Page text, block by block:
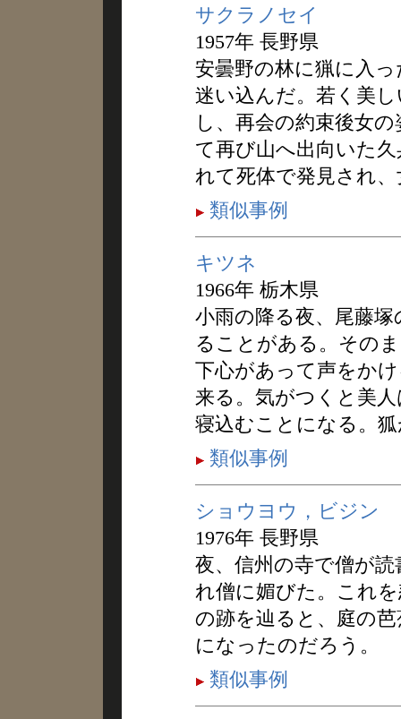
サクラノセイ
1957年 長野県
安曇野の林に猟に入
迷い込んだ。若く美
し、再会の約束後女
て再び山へ出向いた
れて死体で発見され
類似事例
キツネ
1966年 栃木県
小雨の降る夜、尾藤
ることがある。その
下心があって声をか
来る。気がつくと美
寝込むことになる。
類似事例
ショウヨウ，ビジン
1976年 長野県
夜、信州の寺で僧が
れ僧に媚びた。これ
の跡を辿ると、庭の
になったのだろう。
類似事例